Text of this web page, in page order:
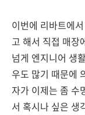
이번에 리바트에
고 해서 직접 매장
넘게 엔지니어 생
우도 많기 때문에
자가 이제는 좀 수
서 혹시나 싶은 생